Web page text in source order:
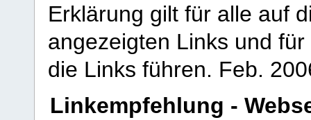
Erklärung gilt für alle auf
angezeigten Links und
die Links führen. Feb.
Linkempfehlung -